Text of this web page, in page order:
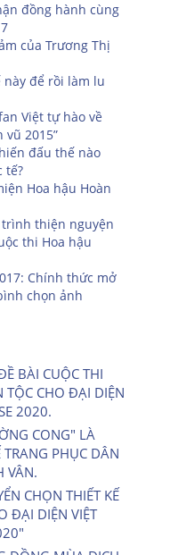
đồng hành cùng
của Trương Thị
để rồi làm lu
Việt tự hào về
vũ 2015”
đấu thế nào
tế?
Hoa hậu Hoàn
thiện nguyện
thi Hoa hậu
Chính thức mở
chọn ảnh
BÀI CUỘC THI
TỘC CHO ĐẠI DIỆN
2020.
CONG" LÀ
TRANG PHỤC DÂN
VÂN.
CHỌN THIẾT KẾ
ĐẠI DIỆN VIỆT